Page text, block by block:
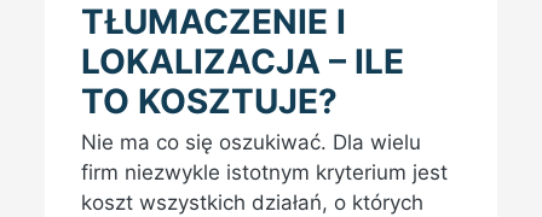
TŁUMACZENIE I
LOKALIZACJA – ILE
TO KOSZTUJE?
Nie ma co się oszukiwać. Dla wielu
firm niezwykle istotnym kryterium jest
koszt wszystkich działań, o których